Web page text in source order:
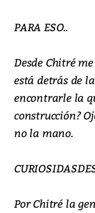
PARA ESO..
Desde Chitré
está detrás de
encontrarle la
construcción?
no la mano.
Por Chitré la